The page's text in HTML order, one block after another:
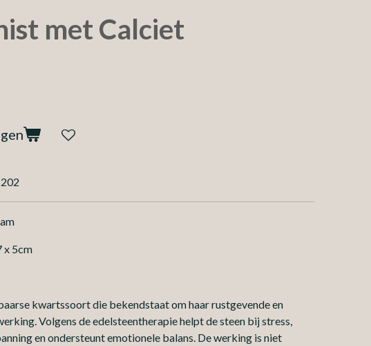
met Calciet
202
x 5cm
kwartssoort die bekendstaat om haar rustgevende en
Volgens de edelsteentherapie helpt de steen bij stress,
en ondersteunt emotionele balans. De werking is niet